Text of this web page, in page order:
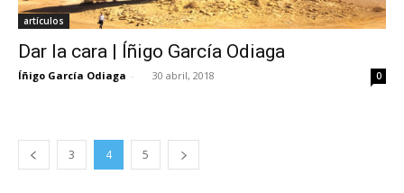
artículos
Dar la cara | Íñigo García Odiaga
Íñigo García Odiaga - 30 abril, 2018 0
3 4 5